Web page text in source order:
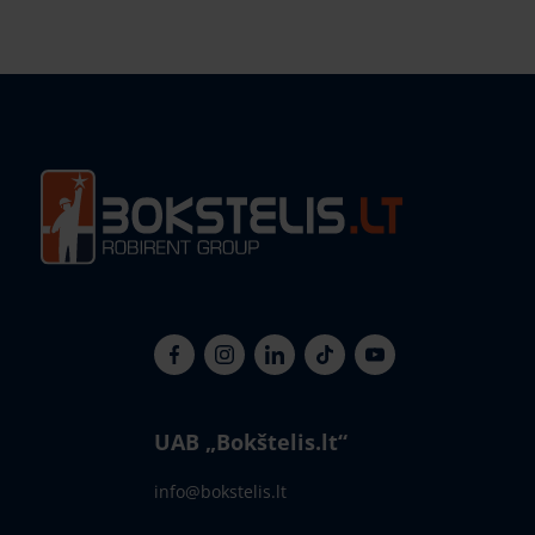
UAB „Bokštelis.lt“
info@bokstelis.lt